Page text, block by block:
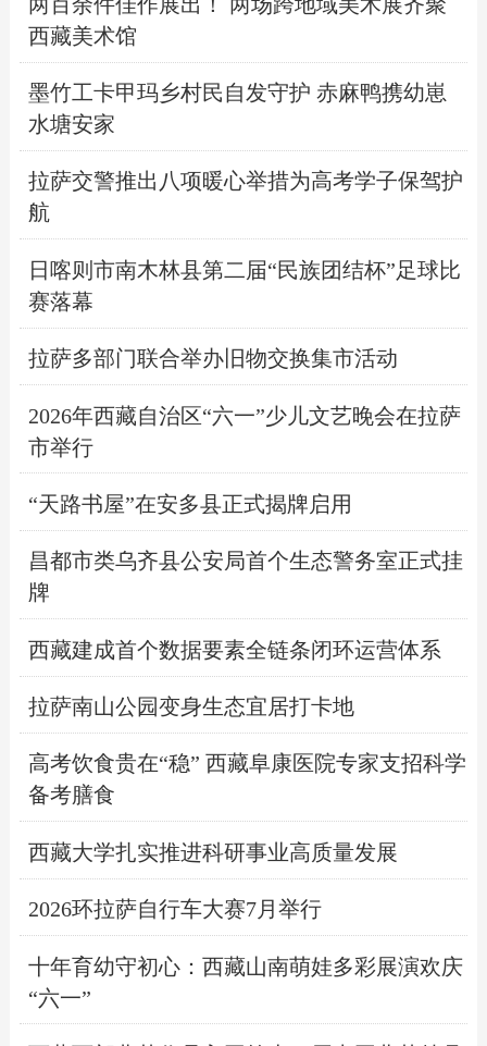
西藏美术馆
墨竹工卡甲玛乡村民自发守护 赤麻鸭携幼崽
水塘安家
拉萨交警推出八项暖心举措为高考学子保驾护
航
日喀则市南木林县第二届“民族团结杯”足球比
赛落幕
拉萨多部门联合举办旧物交换集市活动
2026年西藏自治区“六一”少儿文艺晚会在拉萨
市举行
“天路书屋”在安多县正式揭牌启用
昌都市类乌齐县公安局首个生态警务室正式挂
牌
西藏建成首个数据要素全链条闭环运营体系
拉萨南山公园变身生态宜居打卡地
高考饮食贵在“稳” 西藏阜康医院专家支招科学
备考膳食
西藏大学扎实推进科研事业高质量发展
2026环拉萨自行车大赛7月举行
十年育幼守初心：西藏山南萌娃多彩展演欢庆
“六一”